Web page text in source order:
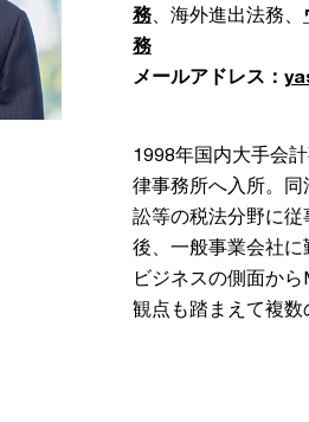
務 、海外進出法務、
務
メールアドレス：
1998年国内大手会
律事務所へ入所。
訟等の税法分野に
後、一般事業会社
ビジネスの側面か
観点も踏まえて複数